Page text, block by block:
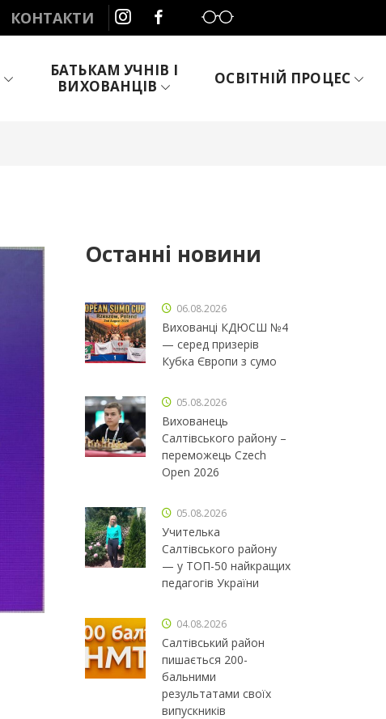
КОНТАКТИ Слабозорим
БАТЬКАМ УЧНІВ І
ВИХОВАНЦІВ
ОСВІТНІЙ ПРОЦЕС
Останні новини
06.08.2026
Вихованці КДЮСШ №4
— серед призерів
Кубка Європи з сумо
05.08.2026
Вихованець
Салтівського району –
переможець Czech
Open 2026
05.08.2026
Учителька
Салтівського району
— у ТОП-50 найкращих
педагогів України
04.08.2026
Салтівський район
пишається 200-
бальними
результатами своїх
випускників